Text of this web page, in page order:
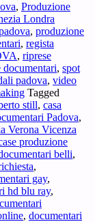
, Produzione
Londra
, produzione
, regista
, riprese
documentari, spot
padova, video
Tagged
still, casa
Padova,
Verona Vicenza
produzione
belli,
,
gay,
hd blu ray,
, documentari